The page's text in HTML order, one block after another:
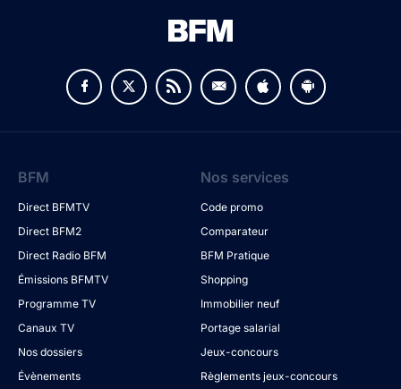
BFM
Direct BFMTV
Direct BFM2
Direct Radio BFM
Émissions BFMTV
Programme TV
Canaux TV
Nos dossiers
Évènements
Nos services
Code promo
Comparateur
BFM Pratique
Shopping
Immobilier neuf
Portage salarial
Jeux-concours
Règlements jeux-concours